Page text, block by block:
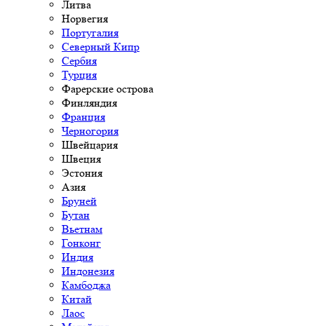
Литва
Норвегия
Португалия
Северный Кипр
Сербия
Турция
Фарерские острова
Финляндия
Франция
Черногория
Швейцария
Швеция
Эстония
Азия
Бруней
Бутан
Вьетнам
Гонконг
Индия
Индонезия
Камбоджа
Китай
Лаос